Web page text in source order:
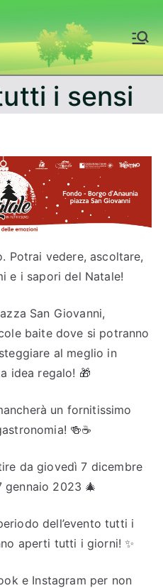
– Val di
i sensi
Potrai vedere, ascoltare,
e i sapori del Natale!
San Giovanni,
baite dove si potranno
al meglio in
idea regalo! 🎁
un fornitissimo
🍻☕
da giovedì 7 dicembre
gennaio 2023 🎄
dell’evento tutti i
aperti tutti i giorni! ✨
e Instagram per non